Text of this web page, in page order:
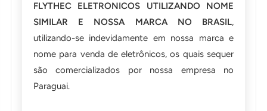
FLYTHEC ELETRONICOS UTILIZANDO NOME
SIMILAR E NOSSA MARCA NO BRASIL,
utilizando-se indevidamente em nossa marca e
nome para venda de eletrônicos, os quais sequer
são comercializados por nossa empresa no
Paraguai.